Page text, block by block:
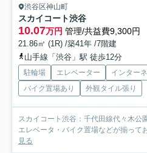
渋谷区神山町
スカイコート渋谷
10.07万円 管理/共益費9,300円
21.86㎡ (1R) /築41年 /7階建
山手線「渋谷」駅 徒歩12分
駐輪場 エレベーター インター
バイク置場あり
外観タイル張り
スカイコート渋谷：千代田線代々木公
エレベータ・バイク置場などが揃って
見る